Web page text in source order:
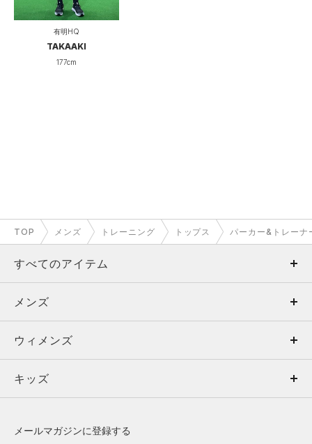
伸縮性
柔らかさ
伸縮性に優れ、動きのあるシーンでも活躍してくれます。
最適なアイテムです。
有明HQ
TAKAAKI
177cm
TOP メンズ トレーニング トップス パーカー&トレーナ
すべてのアイテム
メンズ
ウィメンズ
キッズ
メンズ
トップス
ボトムス
ウィメンズ
トップス
キッズ
メールマガジンに登録する